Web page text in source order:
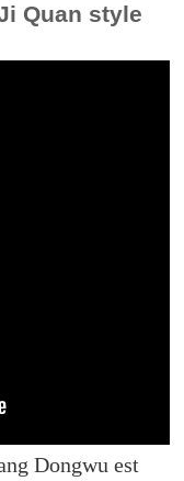
Quan style
Dongwu est